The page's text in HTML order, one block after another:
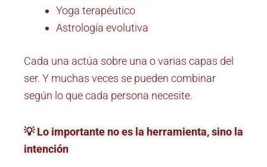
Yoga terapéutico
Astrología evolutiva
Cada una actúa sobre una o varias capas del
ser. Y muchas veces se pueden combinar
según lo que cada persona necesite.
💡 Lo importante no es la herramienta, sino la
intención